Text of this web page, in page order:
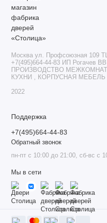
Москва ул. Профсоюзная 109
+7(495)664-44-83 ИП Рогачев
ПРОИЗВОДСТВО
КУХНИ , КОРПУСНАЯ МЕБЕЛЬ
2022
Поддержка
+7(495)664-44-83
Обратный звонок
пн-пт с 10:00 до 21:00, сб-вс с
Мы в сети